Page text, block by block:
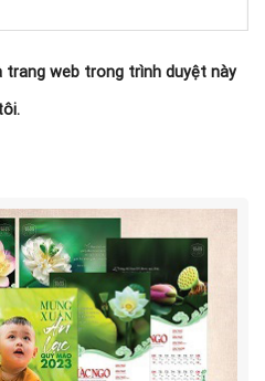
trang web trong trình duyệt này